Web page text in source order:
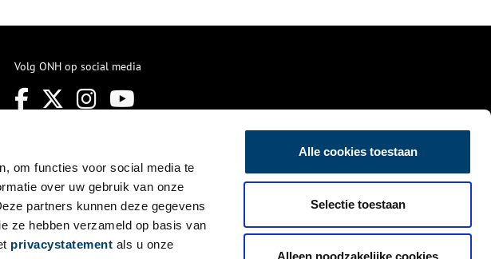
om functies voor social media te
over uw gebruik van onze
partners kunnen deze gegevens
ze hebben verzameld op basis van
privacystatement als u onze
Alle cookies toestaan
Selectie toestaan
Alleen noodzakelijke cookies
Volg ONH op social media